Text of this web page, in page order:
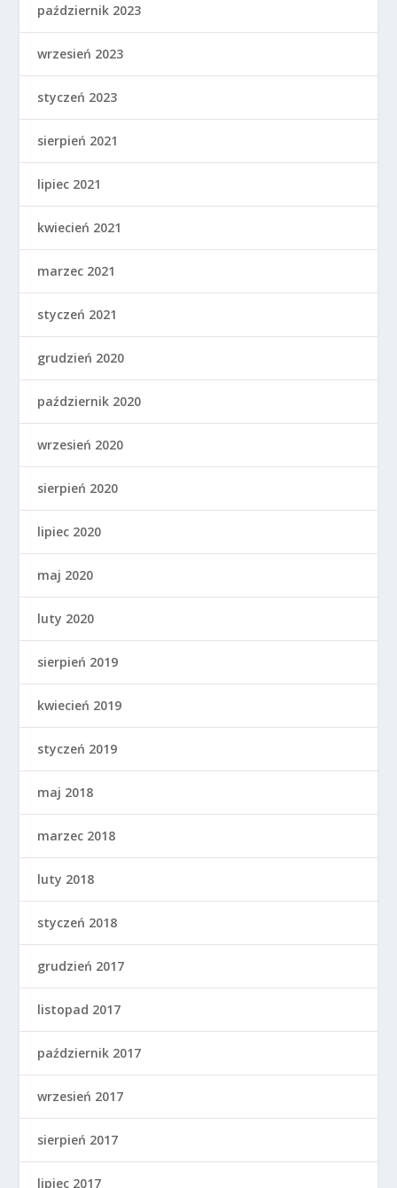
październik 2023
wrzesień 2023
styczeń 2023
sierpień 2021
lipiec 2021
kwiecień 2021
marzec 2021
styczeń 2021
grudzień 2020
październik 2020
wrzesień 2020
sierpień 2020
lipiec 2020
maj 2020
luty 2020
sierpień 2019
kwiecień 2019
styczeń 2019
maj 2018
marzec 2018
luty 2018
styczeń 2018
grudzień 2017
listopad 2017
październik 2017
wrzesień 2017
sierpień 2017
lipiec 2017